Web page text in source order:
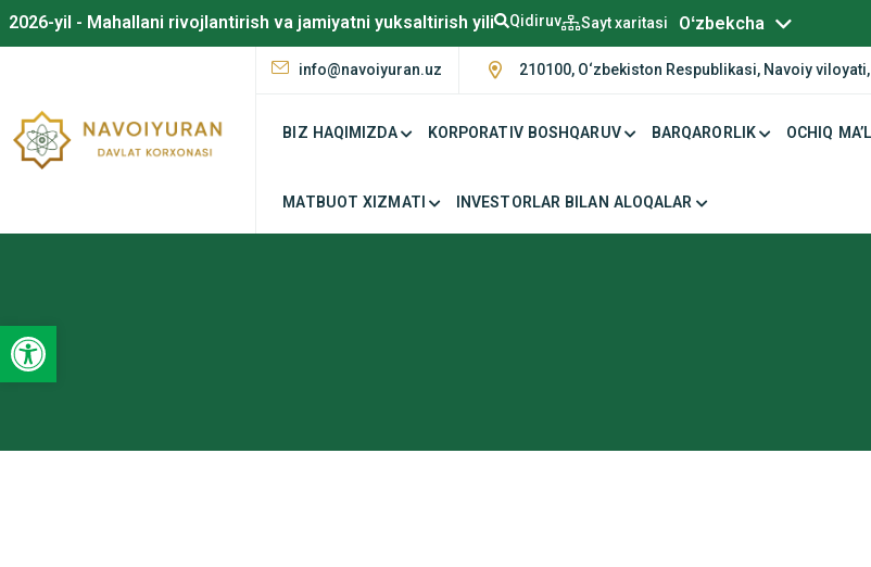
Open toolbar
2026-yil - Mahallani rivojlantirish va jamiyatni yuksaltirish yili Qidiruv Sayt xaritasi Oʻzbekcha
Русский
info@navoiyuran.uz 210100, O‘zbekiston Respublikasi, Navoiy
BIZ HAQIMIZDA KORPORATIV BOSHQARUV BARQARORLIK OCHIQ
MATBUOT XIZMATI INVESTORLAR BILAN ALOQALAR